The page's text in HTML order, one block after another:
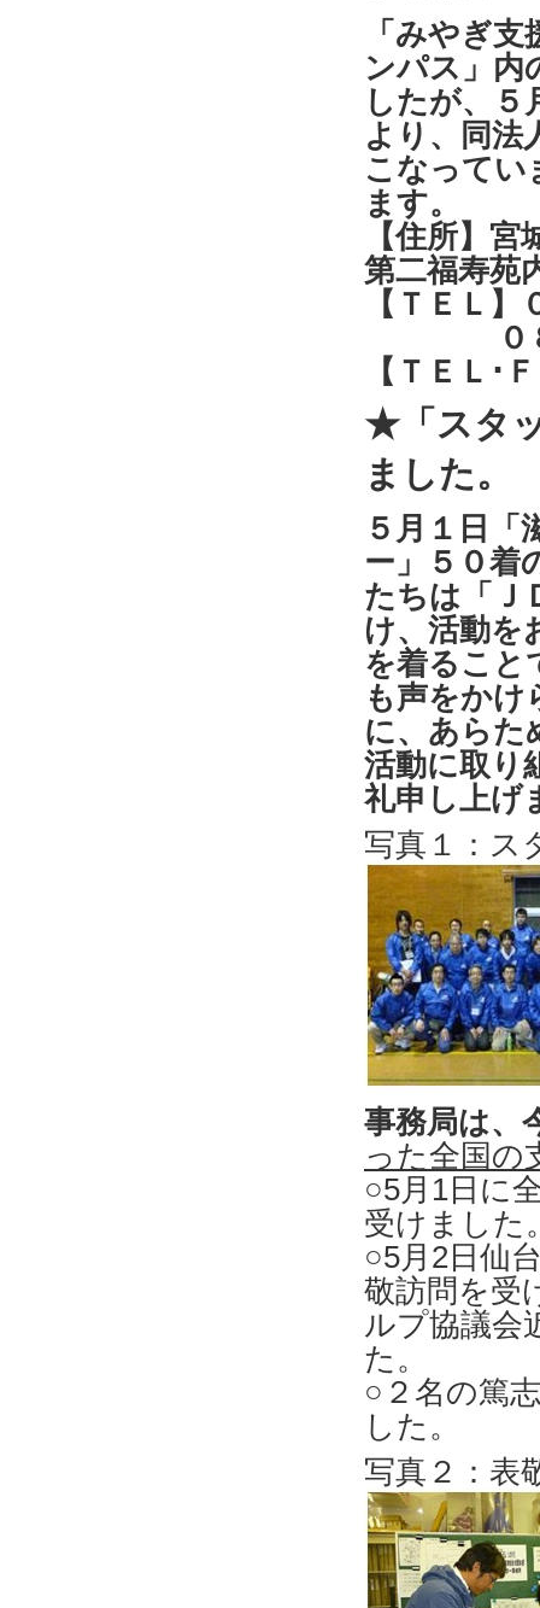
「みやぎ
ンパス」内
したが、５
より、同
こなってい
ます。
【住所】
第二福寿苑
【ＴＥＬ
０８０
【ＴＥＬ･
★「スタ
ました。
５月１日「
ー」５０着
たちは「
け、活動を
を着ること
も声をかけ
に、あらた
活動に取り
礼申し上げ
写真１：ス
事務局は、
った全国の
○5月1日に
受けました
○5月2日仙
敬訪問を受
ルプ協議会
た。
○２名の篤
した。
写真２：表